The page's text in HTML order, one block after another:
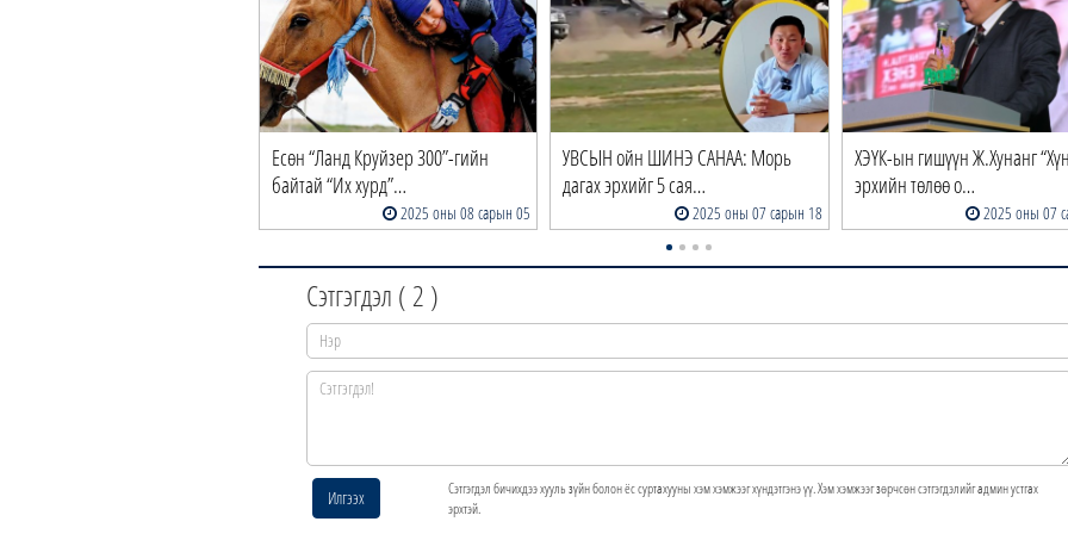
Есөн “Ланд Круйзер 300”-гийн
байтай “Их хурд”…
2025 оны 08 сарын 05
УВСЫН ойн ШИНЭ САНАА: Морь
дагах эрхийг 5 сая…
2025 оны 07 сарын 18
ХЭҮК-ын гишүүн Ж.Хунанг
эрхийн төлөө о…
2025 оны 07
Сэтгэгдэл (2 )
Илгээх
Сэтгэгдэл бичихдээ хууль зүйн болон ёс суртахууны хэм хэмжээг хүндэтгэнэ үү. Хэм хэмжээг зөрчсөн сэтгэгдэлийг админ устгах
эрхтэй.